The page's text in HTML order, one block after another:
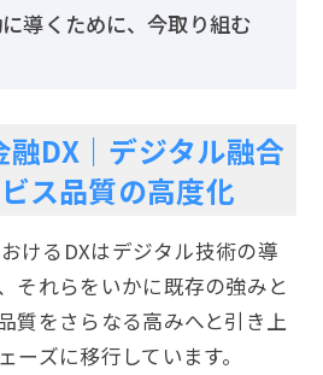
導くために、今取り組む
DX｜デジタル融合
ス品質の高度化
けるDXはデジタル技術の導
それらをいかに既存の強みと
質をさらなる高みへと引き上
ーズに移行しています。